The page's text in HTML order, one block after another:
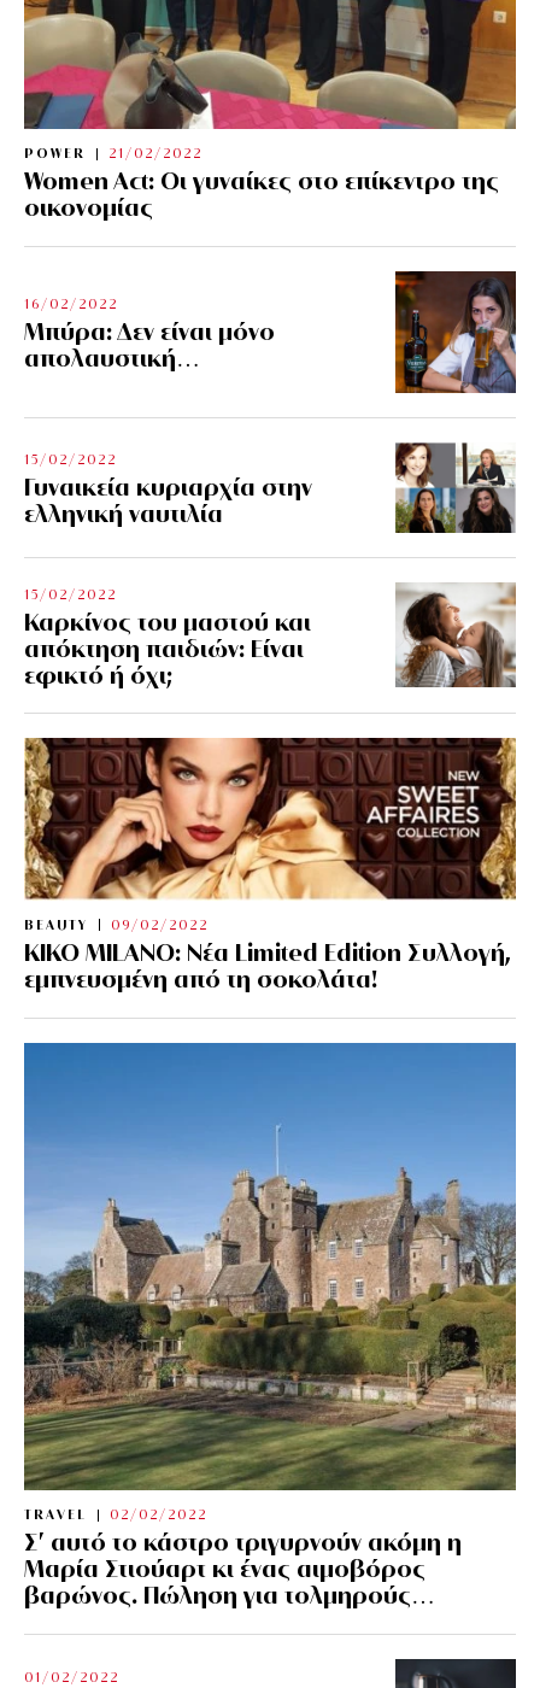
POWER 21/02/2022
Women Act: Οι γυναίκες στο επίκεντρο της
οικονομίας
16/02/2022
Μπύρα: Δεν είναι μόνο
απολαυστική…
15/02/2022
Γυναικεία κυριαρχία στην
ελληνική ναυτιλία
15/02/2022
Καρκίνος του μαστού και
απόκτηση παιδιών: Είναι
εφικτό ή όχι;
BEAUTY 09/02/2022
KIKO MILANO: Νέα Limited Edition Συλλογή,
εμπνευσμένη από τη σοκολάτα!
TRAVEL 02/02/2022
Σ’ αυτό το κάστρο τριγυρνούν ακόμη η
Μαρία Στιούαρτ κι ένας αιμοβόρος
βαρώνος. Πώληση για τολμηρούς…
01/02/2022